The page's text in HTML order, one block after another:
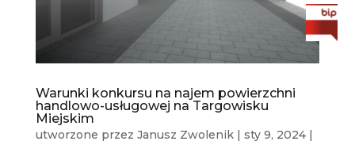
Warunki konkursu na najem powierzchni
handlowo-usługowej na Targowisku
Miejskim
utworzone przez Janusz Zwolenik| sty 9, 2024|